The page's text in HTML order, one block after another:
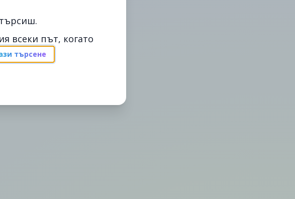
всеки път, когато
търсене